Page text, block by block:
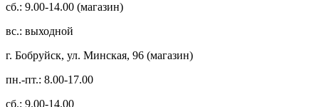
сб.: 9.00-14.00 (магазин)
вс.: выходной
г. Бобруйск, ул. Минская, 96 (магазин)
пн.-пт.: 8.00-17.00
сб.: 9.00-14.00